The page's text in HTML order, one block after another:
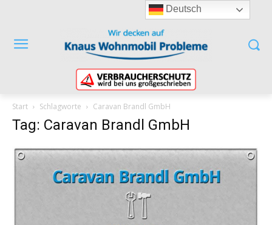
Start Schlagworte Caravan Brandl GmbH
Tag: Caravan Brandl GmbH
Deutsch